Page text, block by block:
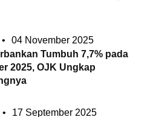
•
04 November 2025
Tumbuh 7,7% pada
2025, OJK Ungkap
•
17 September 2025